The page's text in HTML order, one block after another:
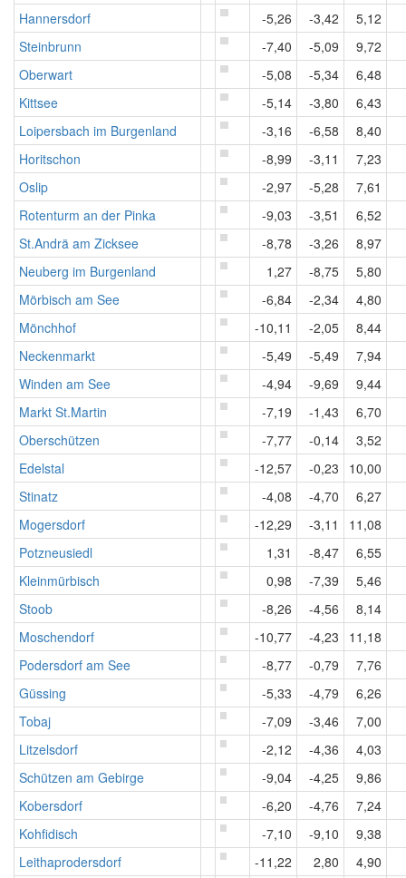
Hannersdorf
-5,26 -3,42
5,12
Steinbrunn
-7,40 -5,09
9,72
Oberwart
-5,08 -5,34
6,48
Kittsee
-5,14 -3,80
6,43
Loipersbach im Burgenland
-3,16 -6,58
8,40
Horitschon
-8,99 -3,11
7,23
Oslip
-2,97 -5,28
7,61
Rotenturm an der Pinka
-9,03 -3,51
6,52
St.Andrä am Zicksee
-8,78 -3,26
8,97
Neuberg im Burgenland
1,27 -8,75
5,80
Mörbisch am See
-6,84 -2,34
4,80
Mönchhof
-10,11 -2,05
8,44
Neckenmarkt
-5,49 -5,49
7,94
Winden am See
-4,94 -9,69
9,44
Markt St.Martin
-7,19 -1,43
6,70
Oberschützen
-7,77 -0,14
3,52
Edelstal
-12,57 -0,23
10,00
Stinatz
-4,08 -4,70
6,27
Mogersdorf
-12,29 -3,11
11,08
Potzneusiedl
1,31 -8,47
6,55
Kleinmürbisch
0,98 -7,39
5,46
Stoob
-8,26 -4,56
8,14
Moschendorf
-10,77 -4,23
11,18
Podersdorf am See
-8,77 -0,79
7,76
Güssing
-5,33 -4,79
6,26
Tobaj
-7,09 -3,46
7,00
Litzelsdorf
-2,12 -4,36
4,03
Schützen am Gebirge
-9,04 -4,25
9,86
Kobersdorf
-6,20 -4,76
7,24
Kohfidisch
-7,10 -9,10
9,38
Leithaprodersdorf
-11,22 2,80
4,90